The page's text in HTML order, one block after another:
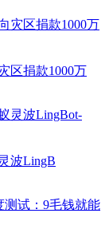
区捐款1000万
波LingB